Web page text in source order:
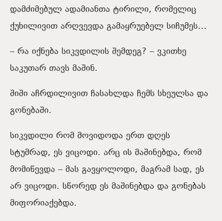
დამძიმებულ ადამიანთა ტირილი, რომელიც
ქუხილივით არღვევდა გამაყრუებელ სიჩუმეს…
– რა იქნება სიკვდილის შემდეგ? – ვკითხე
საკუთარ თავს მაშინ.
შიში აჩრდილივით ჩასახლდა ჩემს სხეულსა და
გონებაში.
სიკვდილი რომ მოვიდოდა ერთ დღეს
სტუმრად, ეს ვიცოდი. არც ის მაშინებდა, რომ
მომიწევდა – მას გავყოლოდი, მაგრამ სად, ეს
არ ვიცოდი. სწორედ ეს მაშინებდა და გონებას
მიფორიაქებდა.